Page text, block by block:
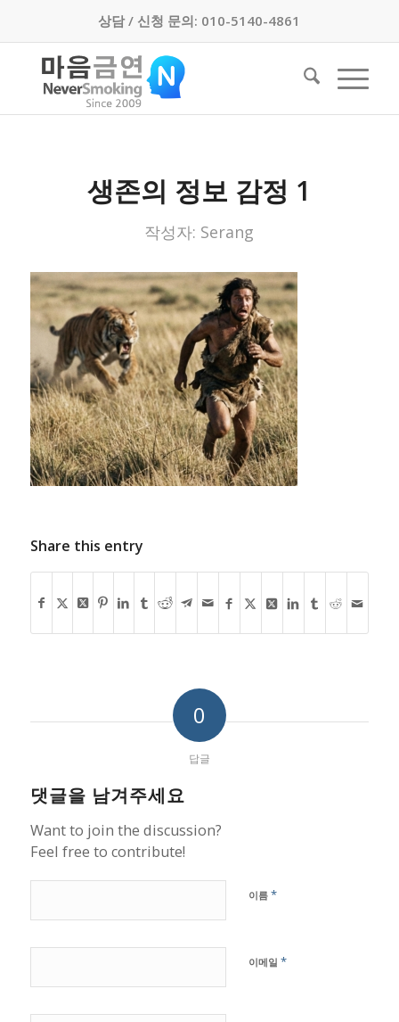
상담 / 신청 문의: 010-5140-4861
생존의 정보 감정 1
작성자: Serang
Share this entry
0
답글
댓글을 남겨주세요
Want to join the discussion?
Feel free to contribute!
이름 *
이메일 *